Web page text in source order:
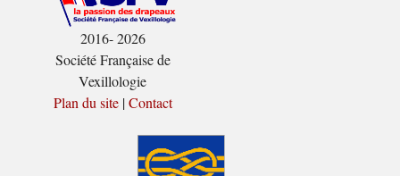
2016- 2026
Société Française de
Vexillologie
Plan du site|Contact